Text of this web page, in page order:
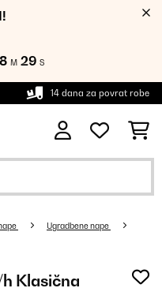
M 28 S
14 dana za povrat robe
Ugradbene nape
Klasična